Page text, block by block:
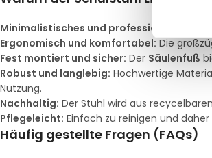
Minimalistisches und professionelles
Ergonomisch und komfortabel: Die
Fest montiert und sicher: Der Säulenfuß
Robust und langlebig: Hochwertige
Nutzung.
Nachhaltig: Der Stuhl wird aus
Pflegeleicht: Einfach zu reinigen und
Häufig gestellte Fragen (FAQs)